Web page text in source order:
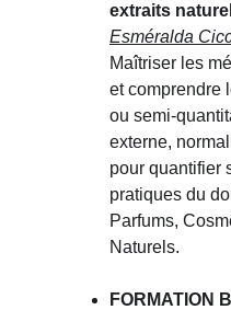
extraits
Esméralda
Maîtriser les
et comprendre
ou semi-
externe,
pour quantifier
pratiques du
Parfums,
Naturels.
FORMATION